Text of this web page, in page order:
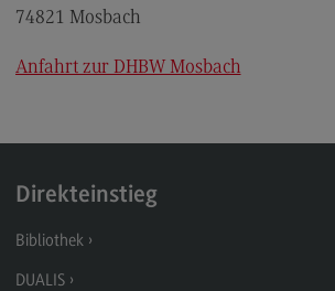
Rahmenbedingungen
Modulangebot
Kontakt
Intensive Care
74821 Mosbach
Anfahrt zur DHBW Mosbach
Direkteinstieg
Bibliothek
DUALIS